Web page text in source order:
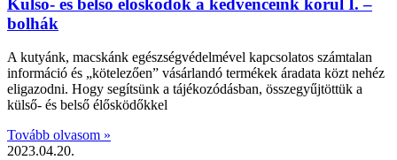
Külső- és belső élősködők a kedvenceink körül I. –
bolhák
A kutyánk, macskánk egészségvédelmével kapcsolatos számtalan
információ és „kötelezően” vásárlandó termékek áradata közt nehéz
eligazodni. Hogy segítsünk a tájékozódásban, összegyűjtöttük a
külső- és belső élősködőkkel
Tovább olvasom »
2023.04.20.